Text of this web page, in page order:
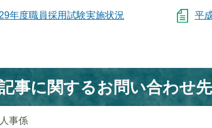
年度職員採用試験実施状況 平
事に関するお問い合わせ先
事係